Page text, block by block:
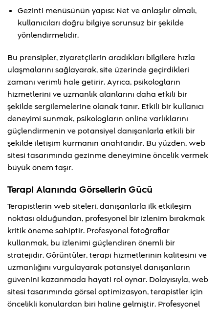
Gezinti menüsünün yapısı: Net ve anlaşılır olmalı,
kullanıcıları doğru bilgiye sorunsuz bir şekilde
yönlendirmelidir.
Bu prensipler, ziyaretçilerin aradıkları bilgilere hızla
ulaşmalarını sağlayarak, site üzerinde geçirdikleri
zamanı verimli hale getirir. Ayrıca, psikologların
hizmetlerini ve uzmanlık alanlarını daha etkili bir
şekilde sergilemelerine olanak tanır. Etkili bir kullanıcı
deneyimi sunmak, psikologların online varlıklarını
güçlendirmenin ve potansiyel danışanlarla etkili bir
şekilde iletişim kurmanın anahtarıdır. Bu yüzden, web
sitesi tasarımında gezinme deneyimine öncelik vermek
büyük önem taşır.
Terapi Alanında Görsellerin Gücü
Terapistlerin web siteleri, danışanlarla ilk etkileşim
noktası olduğundan, profesyonel bir izlenim bırakmak
kritik öneme sahiptir. Profesyonel fotoğraflar
kullanmak, bu izlenimi güçlendiren önemli bir
stratejidir. Görüntüler, terapi hizmetlerinin kalitesini ve
uzmanlığını vurgulayarak potansiyel danışanların
güvenini kazanmada hayati rol oynar. Dolayısıyla, web
sitesi tasarımında görsel optimizasyon, terapistler için
öncelikli konulardan biri haline gelmiştir. Profesyonel